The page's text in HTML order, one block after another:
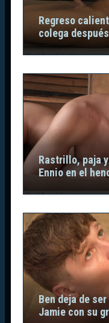
Regreso
colega
Rastrillo, paja
Ennio en el
Ben deja de
Jamie con su